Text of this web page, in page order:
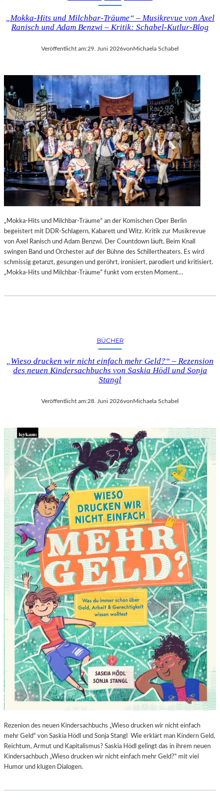
„Mokka-Hits und Milchbar-Träume“ – Musikrevue von Axel
Ranisch und Adam Benzwi – Kritik: Schabel-Kutlur-Blog
Veröffentlicht am:29. Juni 2026vonMichaela Schabel
„Mokka-Hits und Milchbar-Träume“ an der Komischen Oper Berlin
begeistert mit DDR-Schlagern, Kabarett und Witz. Kritik zur Musikrevue
von Axel Ranisch und Adam Benzwi. Der Countdown läuft. Beim Knall
swingen Band und Orchester auf der Bühne des Schillertheaters. Es wird
schmissig getanzt, gesungen und geröhrt, ironisiert, parodiert und kritisiert.
„Mokka-Hits und Milchbar-Träume“ funkt vom ersten Moment…
BÜCHER
„Wieso drucken wir nicht einfach mehr Geld?“ – Rezension
des neuen Kindersachbuchs von Saskia Hödl und Sonja
Stangl
Veröffentlicht am:28. Juni 2026von Michaela Schabel
Rezenion des neuen Kindersachbuchs „Wieso drucken wir nicht einfach
mehr Geld“ von Saskia Hödl und Sonja Stangl Wie erklärt man Kindern Geld,
Reichtum, Armut und Kapitalismus? Saskia Hödl gelingt das in ihrem neuen
Kindersachbuch „Wieso drucken wir nicht einfach mehr Geld?“ mit viel
Humor und klugen Dialogen.